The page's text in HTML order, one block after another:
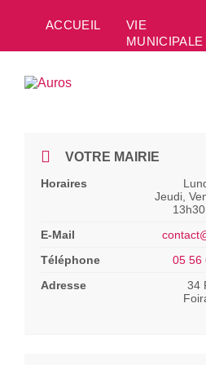
sidebar
ACCUEIL
VIE
MUNICIPALE
VOTRE MAIRIE
Horaires
Jeudi,
E-Mail
Téléphone
05 56
Adresse
34